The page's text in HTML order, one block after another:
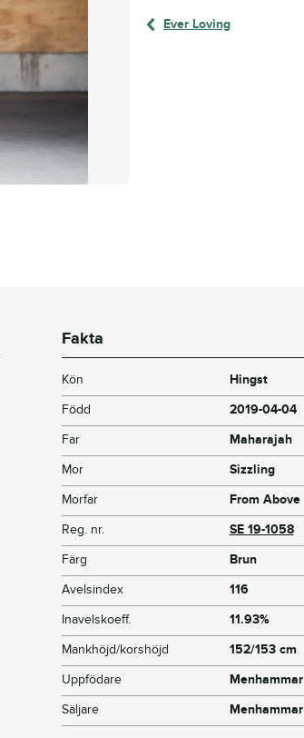
Ever Loving
Fakta
Kön
Hingst
Född
2019-04-04
Far
Maharajah
Mor
Sizzling
Morfar
From Above
Reg. nr.
SE 19-1058
Färg
Brun
Avelsindex
116
Inavelskoeff.
11.93%
Mankhöjd/korshöjd
152/153 cm
Uppfödare
Menhammar
Säljare
Menhammar